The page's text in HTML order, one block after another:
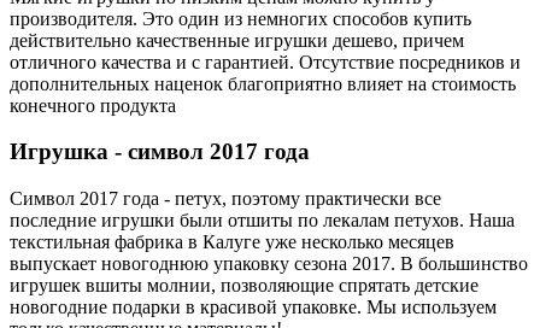
производителя. Это один из немногих способов купить
действительно качественные игрушки дешево, причем
отличного качества и с гарантией. Отсутствие посредников и
дополнительных наценок благоприятно влияет на стоимость
конечного продукта
Игрушка - символ 2017 года
Символ 2017 года - петух, поэтому практически все
последние игрушки были отшиты по лекалам петухов. Наша
текстильная фабрика в Калуге уже несколько месяцев
выпускает новогоднюю упаковку сезона 2017. В большинство
игрушек вшиты молнии, позволяющие спрятать детские
новогодние подарки в красивой упаковке. Мы используем